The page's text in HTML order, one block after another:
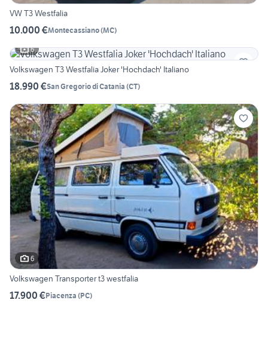
VW T3 Westfalia
10.000 €Montecassiano(MC)
6
Volkswagen T3 Westfalia Joker 'Hochdach' Italiano
18.990 €San Gregorio di Catania (CT)
6
Volkswagen Transporter t3 westfalia
17.900 €Piacenza (PC)